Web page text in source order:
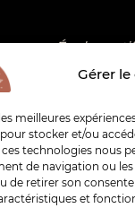
Gérer
meilleures
pour stocker et/ou
technologies nous
de navigation ou les
de retirer son
et
École
formation.
sous le
Certificat